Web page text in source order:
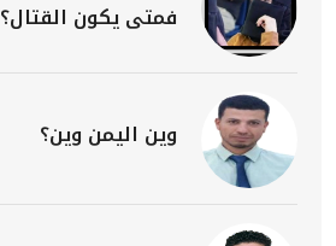
فمتى يكون القتال؟
وين اليمن وين؟